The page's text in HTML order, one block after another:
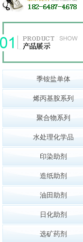
季铵盐单体
烯丙基胺系列
聚合物系列
水处理化学品
印染助剂
造纸助剂
油田助剂
日化助剂
选矿药剂